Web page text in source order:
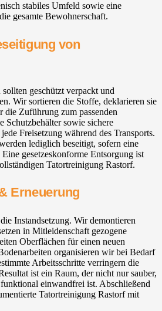
stabiles Umfeld sowie eine
gesamte Bewohnerschaft.
von
geschützt verpackt und
Wir sortieren die Stoffe, deklarieren sie
die Zuführung zum passenden
Schutzbehälter sowie sichere
Freisetzung während des Transports.
lediglich beseitigt, sofern eine
gesetzeskonforme Entsorgung ist
Tatortreinigung Rastorf.
Erneuerung
Instandsetzung. Wir demontieren
in Mitleidenschaft gezogene
Oberflächen für einen neuen
organisieren wir bei Bedarf
Arbeitsschritte verringern die
ist ein Raum, der nicht nur sauber,
einwandfrei ist. Abschließend
Tatortreinigung Rastorf mit